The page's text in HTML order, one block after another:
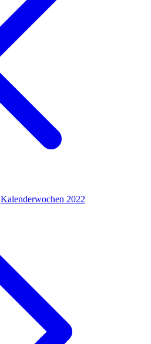
Kalenderwochen 2022